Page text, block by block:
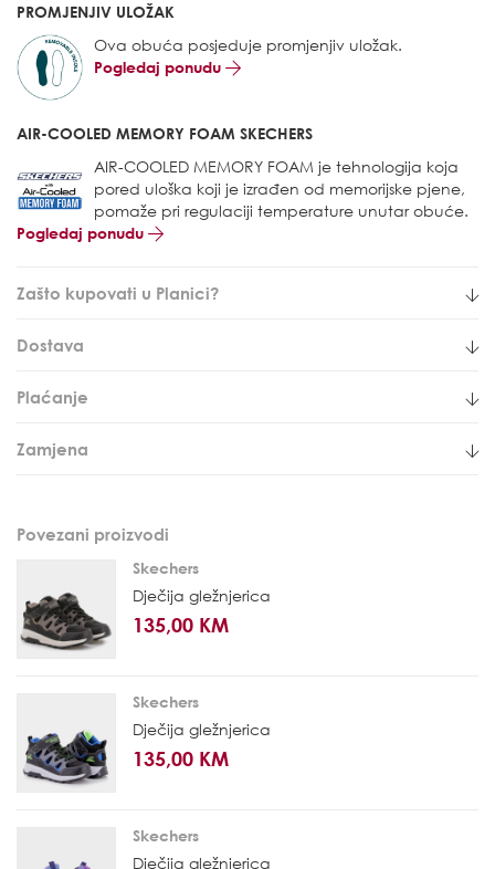
PROMJENJIV ULOŽAK
Ova obuća posjeduje promjenjiv uložak.
Pogledaj ponudu
AIR-COOLED MEMORY FOAM SKECHERS
AIR-COOLED MEMORY FOAM je tehnologija koja
pored uloška koji je izrađen od memorijske pjene,
pomaže pri regulaciji temperature unutar obuće.
Pogledaj ponudu
Zašto kupovati u Planici?
Dostava
Plaćanje
Zamjena
Povezani proizvodi
Skechers
Dječija gležnjerica
135,00 KM
Skechers
Dječija gležnjerica
135,00 KM
Skechers
Dječija gležnjerica